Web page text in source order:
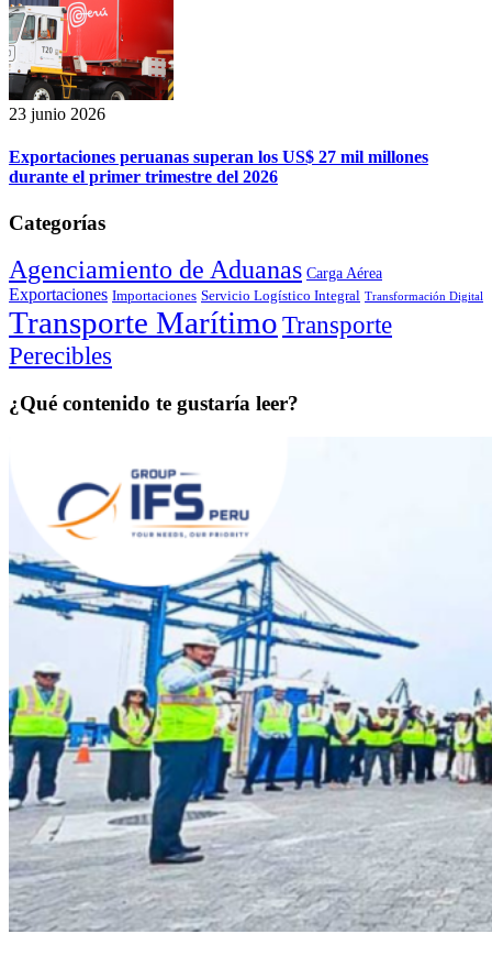
23 junio 2026
Exportaciones peruanas superan los US$ 27 mil millones
durante el primer trimestre del 2026
Categorías
Agenciamiento de Aduanas Carga Aérea
Exportaciones Importaciones Servicio Logístico Integral Transformación Digital
Transporte MarítimoTransporte
Perecibles
¿Qué contenido te gustaría leer?